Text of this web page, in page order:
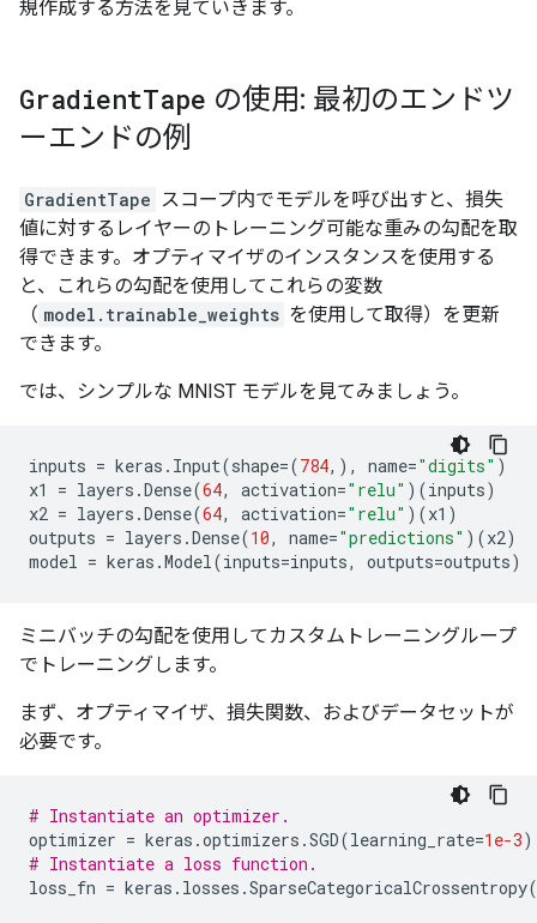
規作成する方法を見ていきます。
GradientTape の使用: 最初のエンドツ
ーエンドの例
GradientTape スコープ内でモデルを呼び出すと、損失
値に対するレイヤーのトレーニング可能な重みの勾配を取
得できます。オプティマイザのインスタンスを使用する
と、これらの勾配を使用してこれらの変数
（ model.trainable_weights を使用して取得）を更新
できます。
では、シンプルな MNIST モデルを見てみましょう。
inputs = keras . Input(shape=(784,), name="digits" )
x1
= layers .Dense(64, activation="relu" )(inputs)
x2 = layers .Dense(64, activation="relu" )(x1 )
outputs = layers .Dense(10, name="predictions" )(x2)
model = keras .Model(inputs=inputs, outputs=outputs)
ミニバッチの勾配を使用してカスタムトレーニングループ
でトレーニングします。
まず、オプティマイザ、損失関数、およびデータセットが
必要です。
# Instantiate an optimizer.
optimizer = keras .optimizers .SGD(learning_rate=1e-3)
# Instantiate a loss function.
loss_fn = keras . losses .SparseCategoricalCrossentropy(